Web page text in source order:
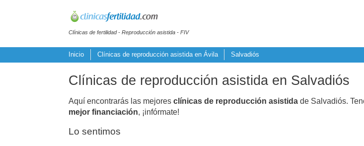
Clínicas de fertilidad - Reproducción asistida - FIV
Inicio Clínicas de reproducción asistida en Ávila Salvadiós
Clínicas de reproducción asistida en Salvadiós
Aquí encontrarás las mejores clínicas de reproducción asistida de Salvadiós.
mejor financiación, ¡infórmate!
Lo sentimos